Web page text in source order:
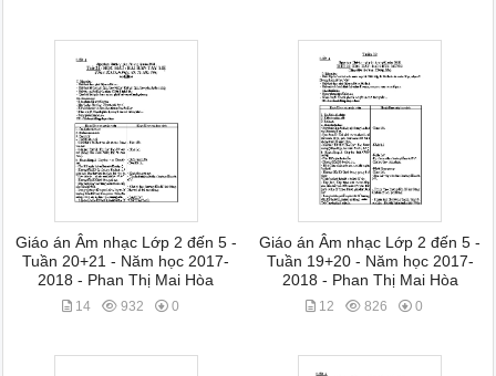
Giáo án Âm nhạc Lớp 2 đến 5 -
Tuần 20+21 - Năm học 2017-
2018 - Phan Thị Mai Hòa
14 932 0
Giáo án Âm nhạc Lớp 2 đến 5 -
Tuần 19+20 - Năm học 2017-
2018 - Phan Thị Mai Hòa
12 826 0